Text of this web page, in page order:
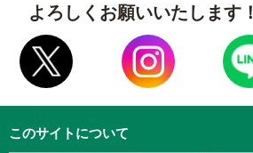
よろしくお願いいたします！
このサイトについて